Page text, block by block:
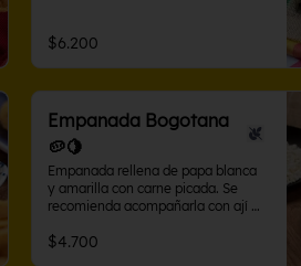
$6.200
Empanada Bogotana
🥔🍋
Empanada rellena de papa blanca
y amarilla con carne picada. Se
recomienda acompañarla con ají
$4.700